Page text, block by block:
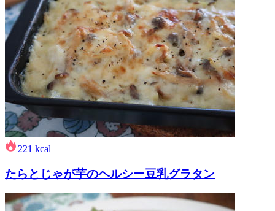
221 kcal
たらとじゃが芋のヘルシー豆乳グラタン